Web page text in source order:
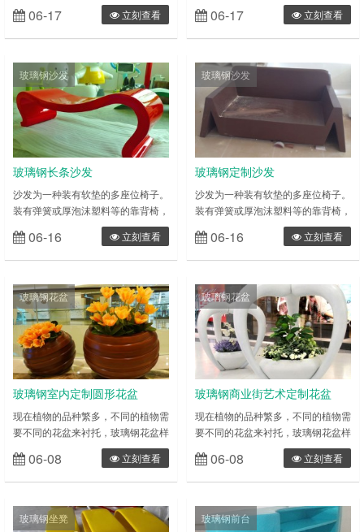
草等多种表现形式。雕塑一般分为圆
雕和浮雕两种类型，简单来 说，圆
雕产品就是三维立体类雕塑(比如仿
校园墙体雕塑) 玻璃钢雕塑的特性：
具有可塑性强(只要您想的出造型，
玻璃钢就能做出成品)，相对来说易
成型、质轻，强度高， 耐腐蚀，相
对来说成本相对较低、表面效果多样
等……
06-17 立刻查看
品、储藏商品，具有外观个性、功能
强大，而且还要具备广告效应.从而
达更好的营利目的。为品牌提供一个
司店铺最好的展柜。展柜特色主要是
用于商场，超市，专卖店，精品店等
一些商店展示和储藏商品，外观讲究
美观别致，功能强大，而且具备明显
的广告效应以达到更好的赢利目的，
为品牌产……
06-17 立刻查看
玻璃钢沙发
玻璃钢长条沙发
沙发为一种装有软垫的多座位椅子。
装有弹簧或厚泡沫塑料等的靠背椅，
两边有扶手，是软装家具的一种。沙
发的起源可追溯到公元前 2000 年左
右的古埃及，但真正意义的软包沙发
现今沙发已是许多家庭必需的家具。
现在的玻璃钢长条沙发仅仅局限于使
用传统材料了，越来越多的企业与个
人愿意使用玻璃钢沙发，因为玻璃钢
家具是采用性能优异的玻璃纤维及不
饱……
06-16 立刻查看
玻璃钢沙发
玻璃钢定制沙发
沙发为一种装有软垫的多座位椅子。
装有弹簧或厚泡沫塑料等的靠背椅，
两边有扶手，是软装家具的一种。沙
发的起源可追溯到公元前 2000 年左
右的古埃及，但真正意义的软包沙发
现今沙发已是许多家庭必需的家具。
现在的玻璃钢定制沙发仅仅局限于使
用传统材料了，越来越多的企业与个
人愿意使用玻璃钢沙发，因为玻璃钢
家具是采用性能优异的玻璃纤维及不
饱……
06-16 立刻查看
玻璃钢花盆
玻璃钢室内定制圆形花盆
现在植物的品种繁多，不同的植物需
要不同的花盆来衬托，玻璃钢花盆样
式繁多还可以根据喜好来定制花盆，
能够适用于各种花卉的种植，也可以
用作装饰品。 玻璃钢仿瓷花盆能根
内装饰可以说是各式各样，选择与装
修风格搭配的花盆可以起到意想不到
06-08 立刻查看
玻璃钢花盆
玻璃钢商业街艺术定制花盆
现在植物的品种繁多，不同的植物需
要不同的花盆来衬托，玻璃钢花盆样
式繁多还可以根据喜好来定制花盆，
能够适用于各种花卉的种植，也可以
用作装饰品。 玻璃钢仿瓷花盆能根
内装饰可以说是各式各样，选择与装
修风格搭配的花盆可以起到意想不到
06-08 立刻查看
玻璃钢坐凳 玻璃钢前台